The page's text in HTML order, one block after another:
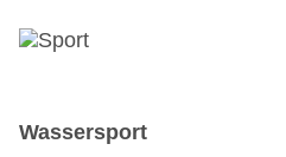
Wassersport